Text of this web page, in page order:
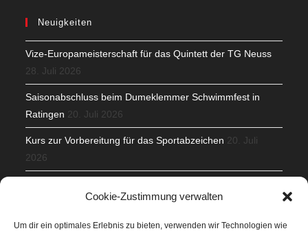
Cookie-Zustimmung verwalten
Um dir ein optimales Erlebnis zu bieten, verwenden wir Technologien wie
Neuigkeiten
Vize-Europameisterschaft für das Quintett der TG Neuss
28. Juli 2026
Saisonabschluss beim Dumeklemmer Schwimmfest in
Ratingen 20. Juli 2026
Kurs zur Vorbereitung für das Sportabzeichen 20. Juli
2026